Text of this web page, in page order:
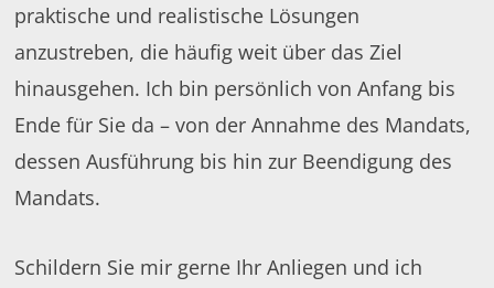
praktische und realistische Lösungen
anzustreben, die häufig weit über das Ziel
hinausgehen. Ich bin persönlich von Anfang bis
Ende für Sie da – von der Annahme des Mandats,
dessen Ausführung bis hin zur Beendigung des
Mandats.
Schildern Sie mir gerne Ihr Anliegen und ich